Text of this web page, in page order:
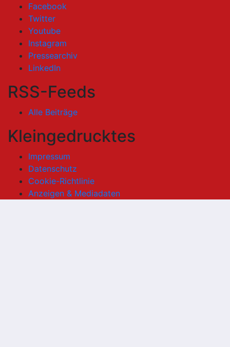
Facebook
Twitter
Youtube
Instagram
Pressearchiv
LinkedIn
RSS-Feeds
Alle Beiträge
Kleingedrucktes
Impressum
Datenschutz
Cookie-Richtlinie
Anzeigen & Mediadaten